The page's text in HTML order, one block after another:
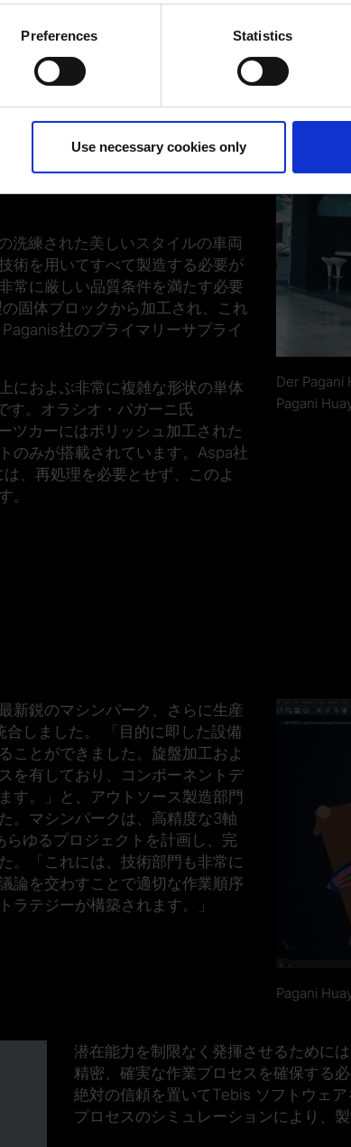
geographical location which can be accurate to
scanning it for specific characteristics (fingerprinting)
data is processed and set your preferences in the
of liability
Preferences Statistics
Use necessary cookies only
品質を実現
Der Pagani
Pagani
ターバレイ」と呼ばれる地域にあ
年代に農機製造企業として設立
もに、大量生産の拠点が東地方
のほぼ半分は、この工場によっ
おり、スポーツカーメーカーの
洗練された美しいスタイルの車両
術を用いてすべて製造する必要が
常に厳しい品質条件を満たす必要
固体ブロックから加工され、これ
社のプライマリーサプライ
におよぶ非常に複雑な形状の単体
す。オラシオ・パガーニ氏
ツカーにはポリッシュ加工された
のみが搭載されています。Aspa社
、再処理を必要とせず、このよ
。
Pagani
新鋭のマシンパーク、さらに生産
しました。 「目的に即した設備
ことができました。旋盤加工およ
を有しており、コンポーネントデ
す。」と、アウトソース製造部門
。マシンパークは、高精度な3軸
ゆるプロジェクトを計画し、完
。「これには、技術部門も非常に
論を交わすことで適切な作業順序
ラテジーが構築されます。」
潜在能力を制限なく発揮させるために
精密、確実な作業プロセスを確保する
絶対の信頼を置いてTebis ソフトウェ
プロセスのシミュレーションにより、